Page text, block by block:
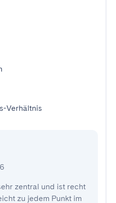
Verhältnis
zentral und ist recht
zu jedem Punkt im